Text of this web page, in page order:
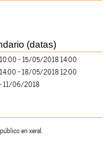
(datas)
- 15/05/2018 14:00
- 18/05/2018 12:00
11/06/2018
en xeral.